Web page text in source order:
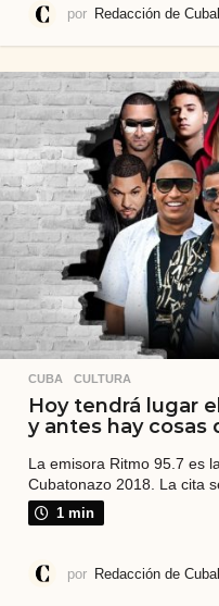
por Redacción de
CUBA ,CULTURA
Hoy tendrá lugar
y antes hay cosas
La emisora Ritmo 95.7 es
Cubatonazo 2018. La cita
1 min
por Redacción de